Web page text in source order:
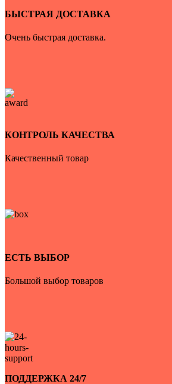
БЫСТРАЯ ДОСТАВКА
Очень быстрая доставка.
КОНТРОЛЬ КАЧЕСТВА
Качественный товар
ЕСТЬ ВЫБОР
Большой выбор товаров
ПОДДЕРЖКА 24/7